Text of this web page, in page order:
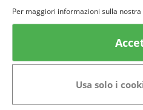
© provaprodottigratis.it 2023 | All
Categorie in evidenza
Bellezza
Per maggiori informazioni sulla nostra
Usa solo i